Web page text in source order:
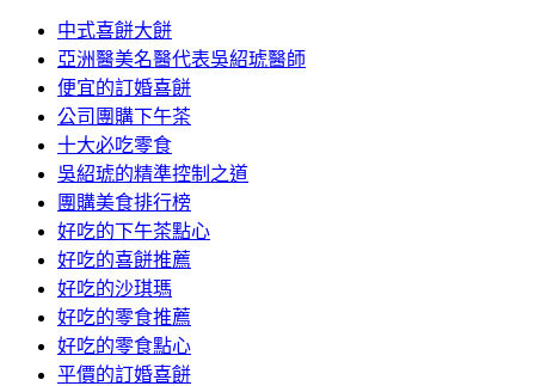
內
容
中式喜餅大餅
亞洲醫美名醫代表吳紹琥醫師
便宜的訂婚喜餅
公司團購下午茶
十大必吃零食
吳紹琥的精準控制之道
團購美食排行榜
好吃的下午茶點心
好吃的喜餅推薦
好吃的沙琪瑪
好吃的零食推薦
好吃的零食點心
平價的訂婚喜餅